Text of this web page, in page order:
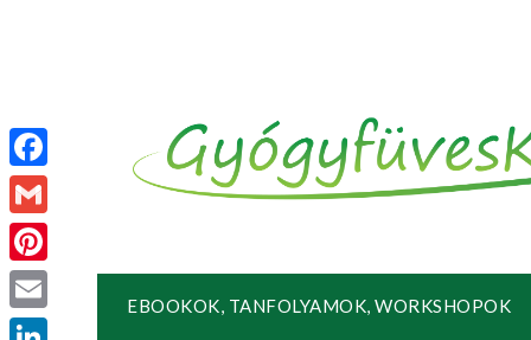
EBOOKOK, TANFOLYAMOK, WORKSHOPOK
Facebook
Gmail
Pinterest
Email